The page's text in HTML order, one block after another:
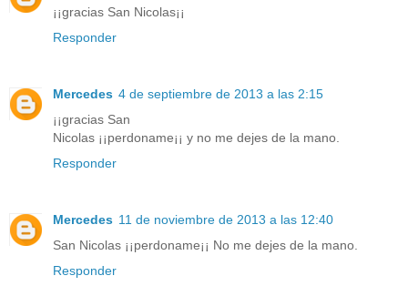
¡¡gracias San Nicolas¡¡
Responder
Mercedes 4 de septiembre de 2013 a las 2:15
¡¡gracias San
Nicolas ¡¡perdoname¡¡ y no me dejes de la mano.
Responder
Mercedes 11 de noviembre de 2013 a las 12:40
San Nicolas ¡¡perdoname¡¡ No me dejes de la mano.
Responder